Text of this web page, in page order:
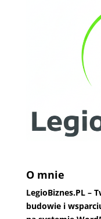
O mnie
LegioBiznes.PL–
budowie i